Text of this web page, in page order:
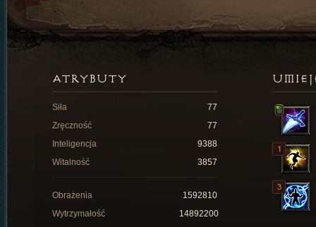
ATRYBUTY
Siła
77
Zręczność
77
Inteligencja
9388
Witalność
3857
Obrażenia
1592810
Wytrzymałość
14892200